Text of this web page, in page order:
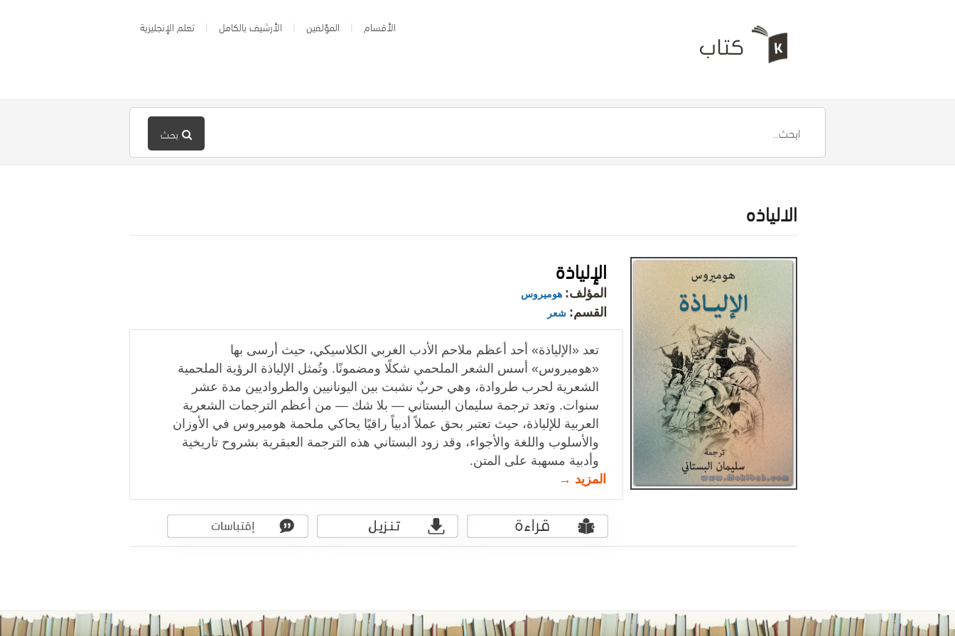
الأقسام المؤلفين الأرشيف بالكامل تعلم الإنجليزية
بحث
الالياذه
الإلياذة
المؤلف: هوميروس
القسم: شعر
‎تعد «الإلياذة» أحد أعظم ملاحم الأدب الغربي الكلاسيكي، حيث أرسى بها
«هوميروس» أسس الشعر الملحمي شكلًا ومضمونًا. وتُمثل الإلياذة الرؤية الملحمية
الشعرية لحرب طروادة، وهي حربٌ نشبت بين اليونانيين والطرواديين مدة عشر
سنوات. وتعد ترجمة سليمان البستاني — بلا شك — من أعظم الترجمات الشعرية
العربية للإلياذة، حيث تعتبر بحق عملاً أدبياً راقيًا يحاكي ملحمة هوميروس في الأوزان
والأسلوب واللغة والأجواء، وقد زود البستاني هذه الترجمة العبقرية بشروح تاريخية
وأدبية مسهبة على المتن.‎
المزيد →